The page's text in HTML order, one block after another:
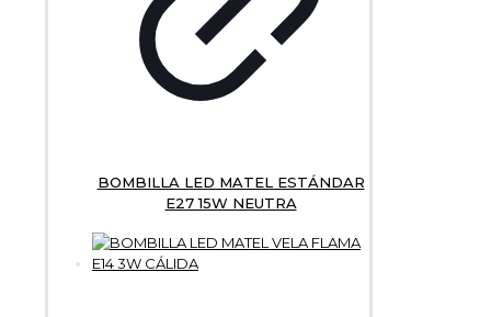
BOMBILLA LED MATEL ESTÁNDAR
E27 15W NEUTRA